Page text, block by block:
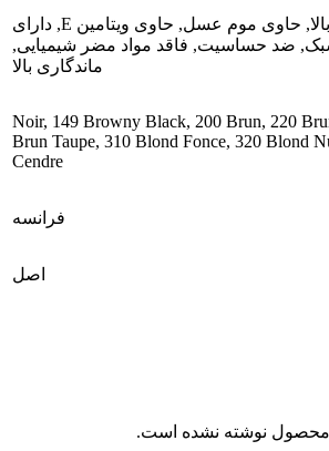
, حاوی موم عسل, حاوی ویتامین E , دارای
, ضد حساسیت, فاقد مواد مضر شیمیایی,
ماندگاری بالا
, 149 Browny Black, 200 Brun, 220
Brun Taupe, 310 Blond Fonce, 320 Blond
Cendre
فرانسه
اصل
محصول نوشته نشده است.